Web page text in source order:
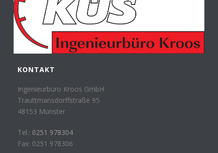
KONTAKT
Ingenieurbüro Kroos GmbH
Trauttmansdorffstraße 95
48153 Münster
Tel.: 0251 978304
Fax: 0251 978306